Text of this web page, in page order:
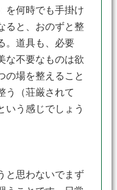
何時でも手掛け
ると、おのずと整
。道具も、必要
不要なものは欲
の場を整えること
う（荘厳されて
う感じでしょう
と思わないでまず